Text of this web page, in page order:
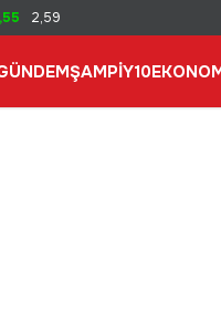
2,59
ŞAMPİY10